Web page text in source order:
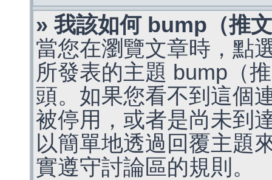
» 我該如何 bump（推
當您在瀏覽文章時，點
所發表的主題 bump（
頭。如果您看不到這個
被停用，或者是尚未到
以簡單地透過回覆主題
實遵守討論區的規則。